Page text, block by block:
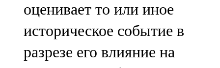
оценивает то или иное
историческое событие в
разрезе его влияние на